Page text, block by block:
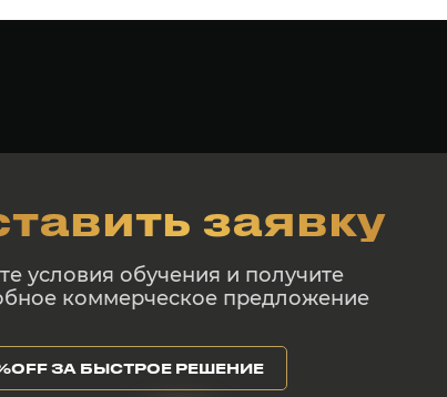
условия обучения и получите
коммерческое предложение
заявку
ЗА БЫСТРОЕ РЕШЕНИЕ